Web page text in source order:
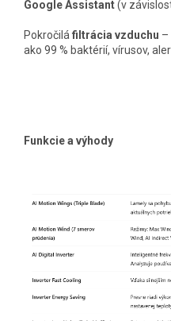
Google Assistant(v
Pokročilá filtrácia vzduchu –
ako 99 % baktérií, vírusov,
Funkcie a výhody